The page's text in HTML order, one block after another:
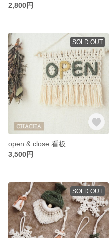
2,800円
SOLD OUT
open & close 看板
3,500円
SOLD OUT